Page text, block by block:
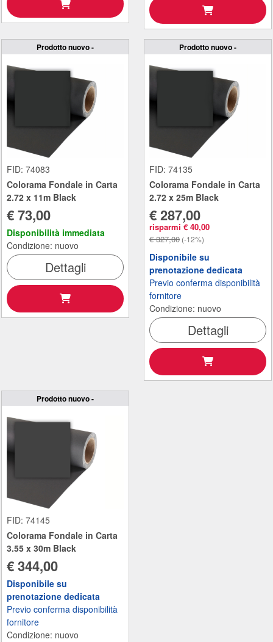
Prodotto nuovo -
FID: 74083
Colorama Fondale in Carta
2.72 x 11m Black
€ 73,00
Disponibilità immediata
Condizione: nuovo
Dettagli
Prodotto nuovo -
FID: 74135
Colorama Fondale in Carta
2.72 x 25m Black
€ 287,00
risparmi € 40,00
€ 327,00 (-12%)
Disponibile su
prenotazione dedicata
Previo conferma disponibilità
fornitore
Condizione: nuovo
Dettagli
Prodotto nuovo -
FID: 74145
Colorama Fondale in Carta
3.55 x 30m Black
€ 344,00
Disponibile su
prenotazione dedicata
Previo conferma disponibilità
fornitore
Condizione: nuovo